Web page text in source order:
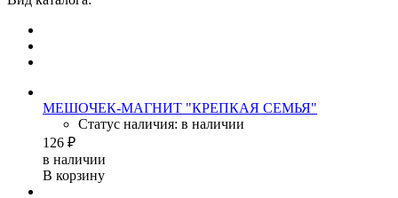
МЕШОЧЕК-МАГНИТ "КРЕПКАЯ СЕМЬЯ"
Статус наличия: в наличии
126 ₽
в наличии
В корзину